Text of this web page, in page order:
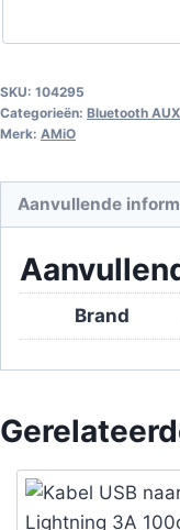
jack
3,5
vrouwelijke
adapter
cm
aantal
SKU: 104295
Categorieën: Bluetooth
Merk: AMiO
Aanvullende
Brand